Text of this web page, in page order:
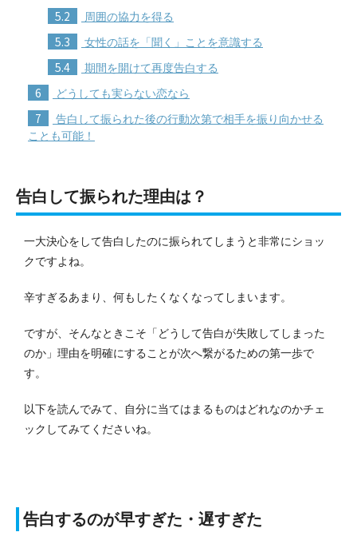
5.2 周囲の協力を得る
5.3 女性の話を「聞く」ことを意識する
5.4 期間を開けて再度告白する
6 どうしても実らない恋なら
7
告白して振られた後の行動次第で相手を振り向かせる
ことも可能！
告白して振られた理由は？
一大決心をして告白したのに振られてしまうと非常にショッ
クですよね。
辛すぎるあまり、何もしたくなくなってしまいます。
ですが、そんなときこそ「どうして告白が失敗してしまった
のか」理由を明確にすることが次へ繋がるための第一歩で
す。
以下を読んでみて、自分に当てはまるものはどれなのかチェ
ックしてみてくださいね。
告白するのが早すぎた・遅すぎた